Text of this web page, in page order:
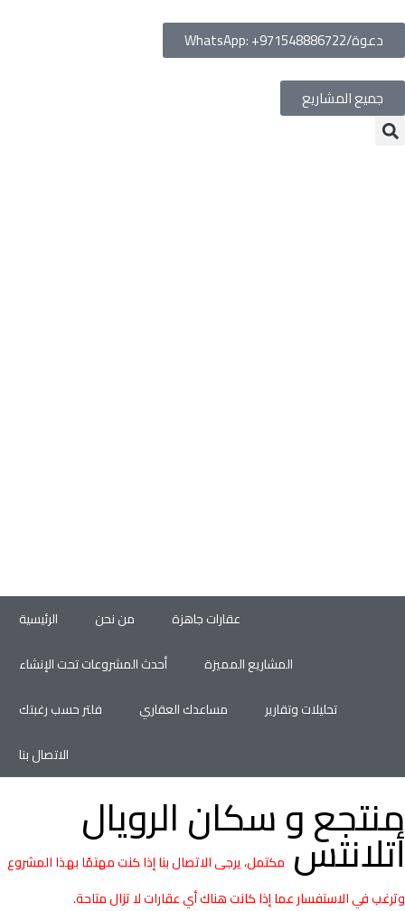
دعوة/WhatsApp: +971548886722
جميع المشاريع
الرئيسية من نحن
عقارات جاهزة
أحدث المشروعات تحت الإنشاء
المشاريع المميزة
فلتر حسب رغبتك
مساعدك العقاري
تحليلات وتقارير
الاتصال بنا
منتجع و سكان الرويال
أتلانتسمكتمل، يرجى الاتصال بنا إذا كنت مهتمًا بهذا المشروع
وترغب في الاستفسار عما إذا كانت هناك أي عقارات لا تزال متاحة.